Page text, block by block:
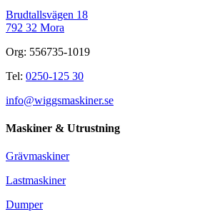
Brudtallsvägen 18
792 32 Mora
Org: 556735-1019
Tel: 0250-125 30
info@wiggsmaskiner.se
Maskiner & Utrustning
Grävmaskiner
Lastmaskiner
Dumper